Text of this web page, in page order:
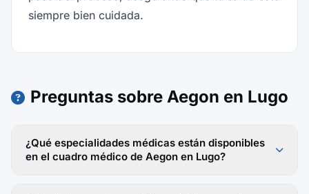
siempre bien cuidada.
Preguntas sobre Aegon en Lugo
¿Qué especialidades médicas están disponibles
en el cuadro médico de Aegon en Lugo?